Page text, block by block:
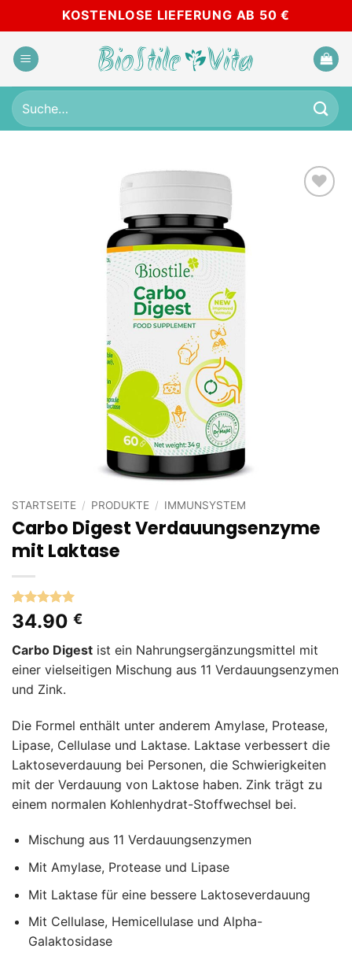
to
content
KOSTENLOSE LIEFERUNG AB 50 €
Suche
nach:
STARTSEITE / PRODUKTE / IMMUNSYSTEM
Carbo Digest Verdauungsenzyme
mit Laktase
Bewertet
mit5von
auf
3
Kundenbewertungen
34.90 €
Carbo Digest ist ein Nahrungsergänzungsmittel mit
einer vielseitigen Mischung aus 11 Verdauungsenzymen
und Zink.
Die Formel enthält unter anderem Amylase, Protease,
Lipase, Cellulase und Laktase. Laktase verbessert die
Laktoseverdauung bei Personen, die Schwierigkeiten
mit der Verdauung von Laktose haben. Zink trägt zu
einem normalen Kohlenhydrat-Stoffwechsel bei.
Mischung aus 11 Verdauungsenzymen
Mit Amylase, Protease und Lipase
Mit Laktase für eine bessere Laktoseverdauung
Mit Cellulase, Hemicellulase und Alpha-
Galaktosidase